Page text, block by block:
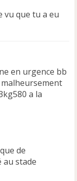
vu que tu a eu
en urgence bb
a la
de
stade